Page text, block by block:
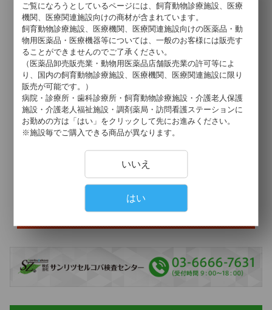
PCRによるBRAF遺伝子変異解析検査、メシル酸イマ
チニブの効果を予測するc-kit遺伝子変異解析など。
ご覧になろうとしているページには、飼育動物診療施設、医療
機関、医療関連施設向けの商材が含まれています。
飼育動物診療施設、医療機関、医療関連施設向けの医薬品・動
物用医薬品・医療機器等については、一般のお客様には販売す
ることができませんのでご了承ください。
（医薬品卸売販売業・動物用医薬品店舗販売業の許可等によ
り、国内の飼育動物診療施設、医療機関、医療関連施設に限り
販売が可能です。）
病院・診療所・歯科診療所・飼育動物診療施設・介護老人保護
施設・介護老人福祉施設・調剤薬局・訪問看護ステーションに
お勤めの方は「はい」をクリックして先にお進みください。
※施設毎でご購入できる商品が異なります。
いいえ
はい